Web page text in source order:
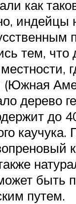
как
индейцы
тем, что
(Южная
дерево
до
каучука.
быть
путем.